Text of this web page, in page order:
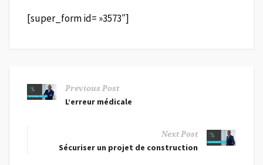
[super_form id= »3573″]
Previous Post
L’erreur médicale
Next Post
Sécuriser un projet de construction